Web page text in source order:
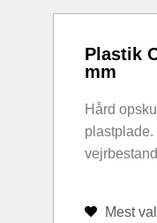
Plastik
mm
Hård
plastplade.
Mest